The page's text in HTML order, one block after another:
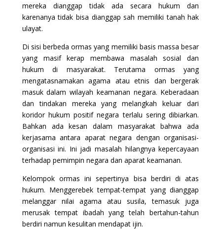
mereka dianggap tidak ada secara hukum dan
karenanya tidak bisa dianggap sah memiliki tanah hak
ulayat.
Di sisi berbeda ormas yang memiliki basis massa besar
yang masif kerap membawa masalah sosial dan
hukum di masyarakat. Terutama ormas yang
mengatasnamakan agama atau etnis dan bergerak
masuk dalam wilayah keamanan negara. Keberadaan
dan tindakan mereka yang melangkah keluar dari
koridor hukum positif negara terlalu sering dibiarkan.
Bahkan ada kesan dalam masyarakat bahwa ada
kerjasama antara aparat negara dengan organisasi-
organisasi ini. Ini jadi masalah hilangnya kepercayaan
terhadap pemimpin negara dan aparat keamanan.
Kelompok ormas ini sepertinya bisa berdiri di atas
hukum. Menggerebek tempat-tempat yang dianggap
melanggar nilai agama atau susila, temasuk juga
merusak tempat ibadah yang telah bertahun-tahun
berdiri namun kesulitan mendapat ijin.